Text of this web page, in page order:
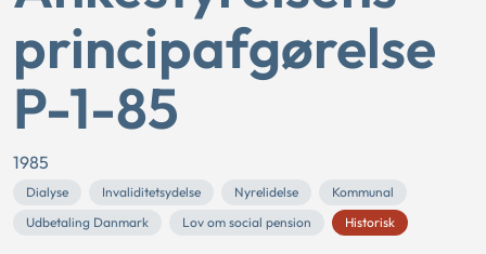
principafgørelse
P-1-85
1985
Dialyse Invaliditetsydelse Nyrelidelse
Kommunal
Udbetaling Danmark
Lov om social pension Historisk